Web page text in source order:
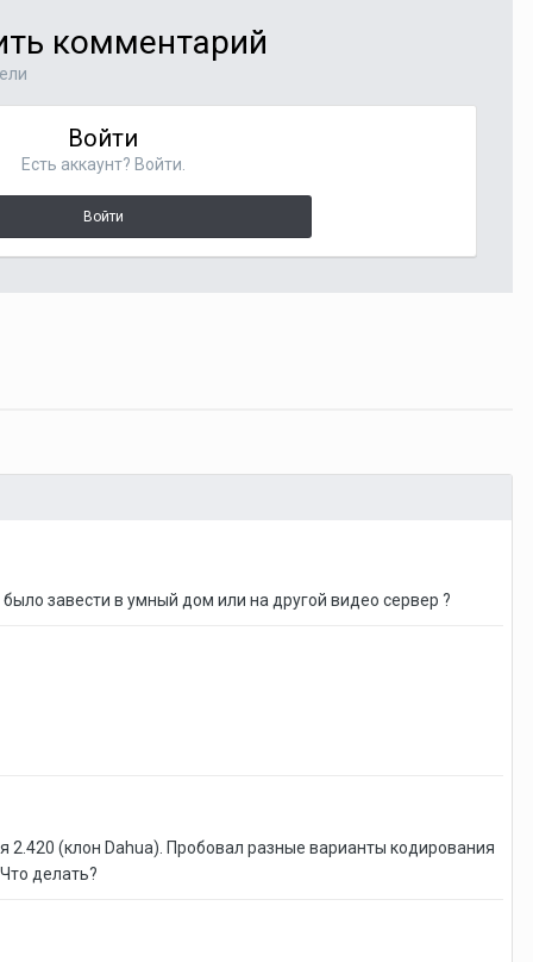
комментарий
Войти
Есть аккаунт? Войти.
Войти
завести в умный дом или на другой видео сервер ?
2.420 (клон Dahua). Пробовал разные варианты кодирования
делать?